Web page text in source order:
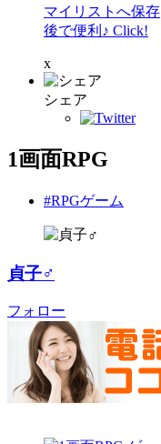
マイリストへ保存
後で便利♪ Click!
x
シェア
1画面RPG
#RPGゲーム
貞子♂
フォロー